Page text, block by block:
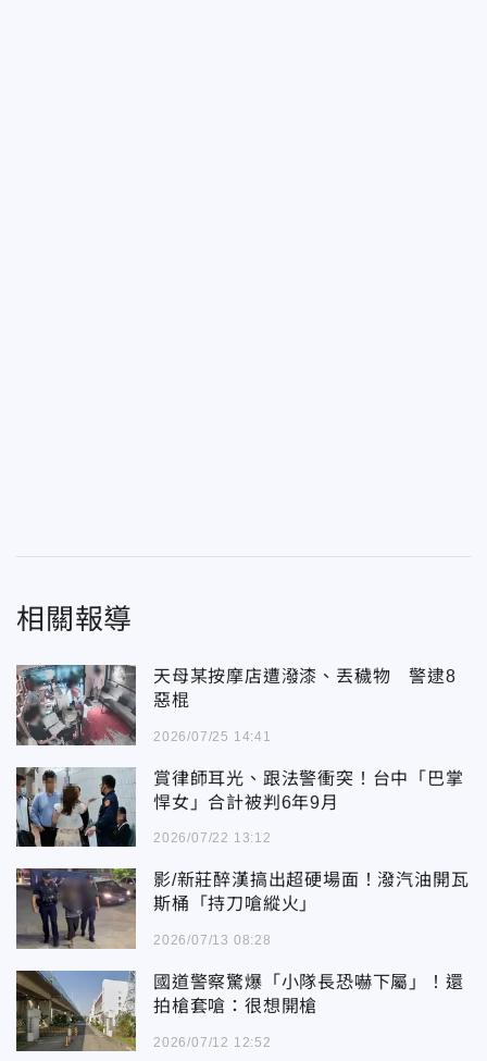
相關報導
天母某按摩店遭潑漆、丟穢物 警逮8
惡棍
2026/07/25 14:41
賞律師耳光、跟法警衝突！台中「巴掌
悍女」合計被判6年9月
2026/07/22 13:12
影/新莊醉漢搞出超硬場面！潑汽油開瓦
斯桶「持刀嗆縱火」
2026/07/13 08:28
國道警察驚爆「小隊長恐嚇下屬」！還
拍槍套嗆：很想開槍
2026/07/12 12:52